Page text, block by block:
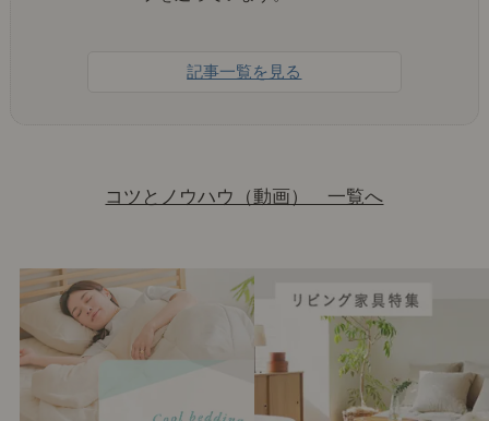
記事一覧を見る
コツとノウハウ（動画） 一覧へ